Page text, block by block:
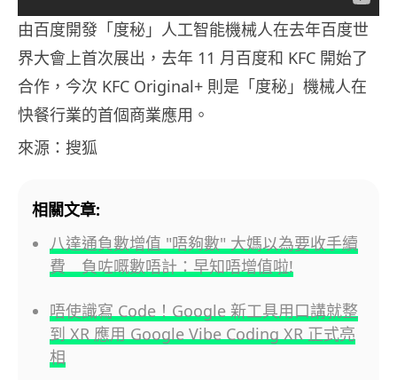
由百度開發「度秘」人工智能機械人在去年百度世
界大會上首次展出，去年 11 月百度和 KFC 開始了
合作，今次 KFC Original+ 則是「度秘」機械人在
快餐行業的首個商業應用。
來源：搜狐
相關文章:
八達通負數增值 "唔夠數" 大媽以為要收手續
費 負咗嘅數唔計：早知唔增值啦!
唔使識寫 Code！Google 新工具用口講就整
到 XR 應用 Google Vibe Coding XR 正式亮
相